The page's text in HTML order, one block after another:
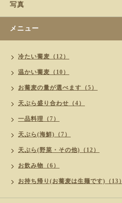
写真
メニュー
冷たい蕎麦（12）
温かい蕎麦（10）
お蕎麦の量が選べます（5）
天ぷら盛り合わせ（4）
一品料理（7）
天ぷら(海鮮)（7）
天ぷら(野菜・その他)（12）
お飲み物（6）
お持ち帰り(お蕎麦は生麺です)（13）